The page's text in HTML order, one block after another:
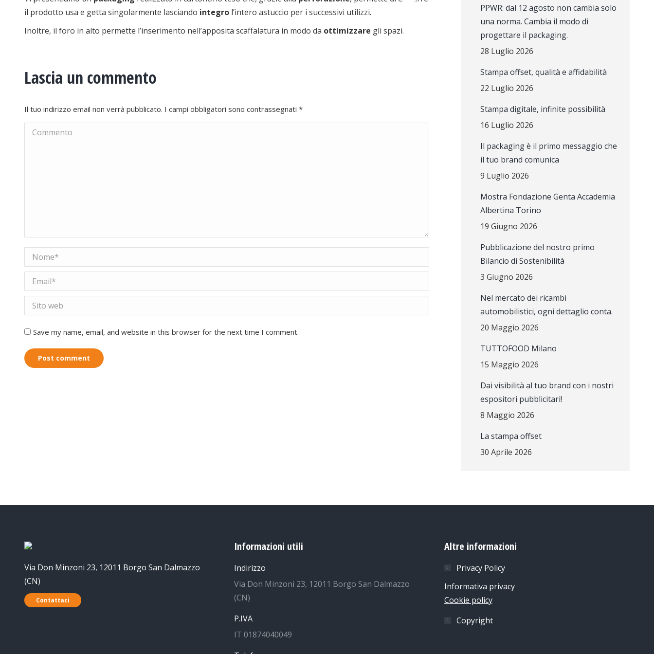
il prodotto usa e getta singolarmente lasciando integro l’intero astuccio per i successivi utilizzi.
Inoltre, il foro in alto permette l’inserimento nell’apposita scaffalatura in modo da ottimizzare gli spazi.
Lascia un commento
Il tuo indirizzo email non verrà pubblicato. I campi obbligatori sono contrassegnati *
Commento
Nome *
Email *
Sito web
Save my name, email, and website in this browser for the next time I comment.
Post comment
PPWR: dal 12 agosto non cambia solo
una norma. Cambia il modo di
progettare il packaging.
28 Luglio 2026
Stampa offset, qualità e affidabilità
22 Luglio 2026
Stampa digitale, infinite possibilità
16 Luglio 2026
Il packaging è il primo messaggio che
il tuo brand comunica
9 Luglio 2026
Mostra Fondazione Genta Accademia
Albertina Torino
19 Giugno 2026
Pubblicazione del nostro primo
Bilancio di Sostenibilità
3 Giugno 2026
Nel mercato dei ricambi
automobilistici, ogni dettaglio conta.
20 Maggio 2026
TUTTOFOOD Milano
15 Maggio 2026
Dai visibilità al tuo brand con i nostri
espositori pubblicitari!
8 Maggio 2026
La stampa offset
30 Aprile 2026
Via Don Minzoni 23, 12011 Borgo San Dalmazzo
(CN)
Contattaci
Informazioni utili
Indirizzo
Via Don Minzoni 23, 12011 Borgo San Dalmazzo
(CN)
P.IVA
IT 01874040049
Altre informazioni
Privacy Policy
Informativa privacy
Cookie policy
Copyright